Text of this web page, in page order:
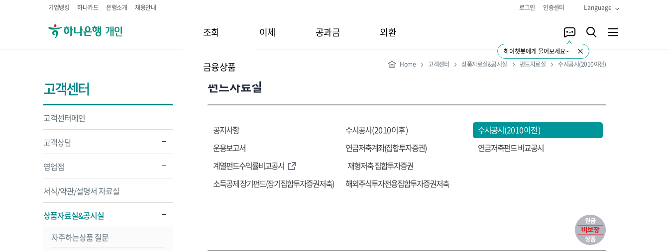
기업뱅킹 하나카드 은행소개 채용안내 로그인 인증센터 Language
조회 이체 공과금 외환
금융상품
하이챗봇에게 물어보세요~
고객센터
고객센터메인
고객상담
영업점
서식/약관/설명서 자료실
상품자료실&공시실
자주하는상품 질문
Home 고객센터 상품자료실&공시실 펀드자료실 수시공시(2010이전)
펀드자료실
공지사항 수시공시(2010이후) 수시공시(2010이전)
운용보고서
연금저축계좌(집합투자증권)
연금저축펀드 비교공시
계열펀드수익률비교공시
재형저축 집합투자증권
소득공제 장기펀드(장기집합투자증권저축)
해외주식투자전용집합투자증권저축